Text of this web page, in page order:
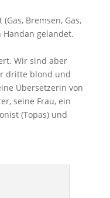
Bremsen, Gas,
Handan gelandet.
Wir sind aber
dritte blond und
Übersetzerin von
seine Frau, ein
(Topas) und